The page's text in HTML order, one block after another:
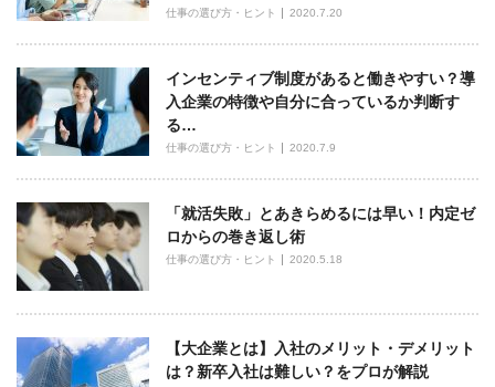
仕事の選び方・ヒント 2020.7.20
インセンティブ制度があると働きやすい？導
入企業の特徴や自分に合っているか判断す
る…
仕事の選び方・ヒント 2020.7.9
「就活失敗」とあきらめるには早い！内定ゼ
ロからの巻き返し術
仕事の選び方・ヒント 2020.5.18
【大企業とは】入社のメリット・デメリット
は？新卒入社は難しい？をプロが解説